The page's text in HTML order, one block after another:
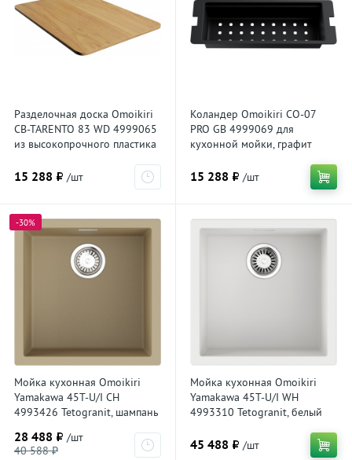
Разделочная доска Omoikiri
CB-TARENTO 83 WD 4999065
из высокопрочного пластика
15 288 ₽ /шт
Коландер Omoikiri CO-07
PRO GB 4999069 для
кухонной мойки, графит
15 288 ₽ /шт
-30%
Мойка кухонная Omoikiri
Yamakawa 45T-U/I CH
4993426 Tetogranit, шампань
28 488 ₽ /шт
40 588 ₽
Мойка кухонная Omoikiri
Yamakawa 45T-U/I WH
4993310 Tetogranit, белый
45 488 ₽ /шт